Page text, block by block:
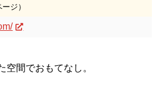
ージ）
空間でおもてなし。